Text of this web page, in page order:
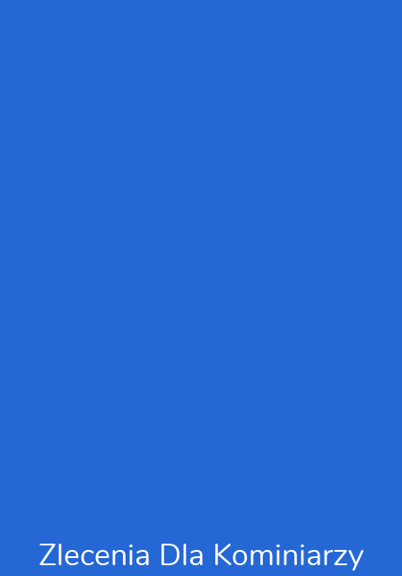
Zlecenia Dla Kominiarzy